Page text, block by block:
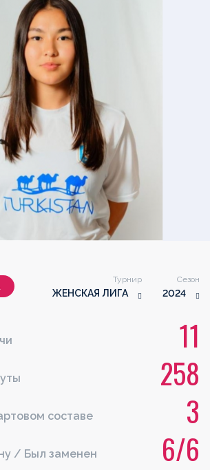
Турнир
ЖЕНСКАЯ ЛИГА
Сезон
2024
11
258
составе 3
/ Был заменен 6/6